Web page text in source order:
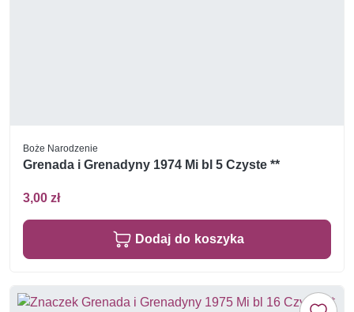
Boże Narodzenie
Grenada i Grenadyny 1974 Mi bl 5 Czyste **
3,00 zł
Dodaj do koszyka